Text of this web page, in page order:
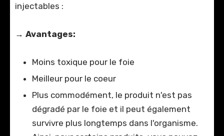
injectables :
→ Avantages:
Moins toxique pour le foie
Meilleur pour le coeur
Plus commodément, le produit n'est pas
dégradé par le foie et il peut également
survivre plus longtemps dans l'organisme.